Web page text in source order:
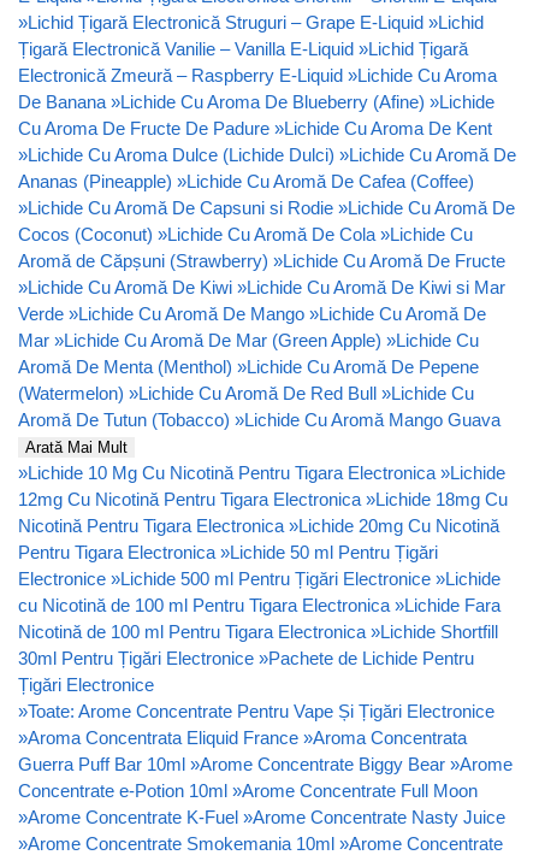
»Lichid Țigară Electronică Struguri – Grape E-Liquid »Lichid
Țigară Electronică Vanilie – Vanilla E-Liquid »Lichid Țigară
Electronică Zmeură – Raspberry E-Liquid »Lichide Cu Aroma
De Banana »Lichide Cu Aroma De Blueberry (Afine) »Lichide
Cu Aroma De Fructe De Padure »Lichide Cu Aroma De Kent
»Lichide Cu Aroma Dulce (Lichide Dulci) »Lichide Cu Aromă De
Ananas (Pineapple) »Lichide Cu Aromă De Cafea (Coffee)
»Lichide Cu Aromă De Capsuni si Rodie »Lichide Cu Aromă De
Cocos (Coconut) »Lichide Cu Aromă De Cola »Lichide Cu
Aromă de Căpșuni (Strawberry) »Lichide Cu Aromă De Fructe
»Lichide Cu Aromă De Kiwi »Lichide Cu Aromă De Kiwi si Mar
Verde »Lichide Cu Aromă De Mango »Lichide Cu Aromă De
Mar »Lichide Cu Aromă De Mar (Green Apple) »Lichide Cu
Aromă De Menta (Menthol) »Lichide Cu Aromă De Pepene
(Watermelon) »Lichide Cu Aromă De Red Bull »Lichide Cu
Aromă De Tutun (Tobacco) »Lichide Cu Aromă Mango Guava
Arată Mai Mult
»Lichide 10 Mg Cu Nicotină Pentru Tigara Electronica »Lichide
12mg Cu Nicotină Pentru Tigara Electronica »Lichide 18mg Cu
Nicotină Pentru Tigara Electronica »Lichide 20mg Cu Nicotină
Pentru Tigara Electronica »Lichide 50 ml Pentru Țigări
Electronice »Lichide 500 ml Pentru Țigări Electronice »Lichide
cu Nicotină de 100 ml Pentru Tigara Electronica »Lichide Fara
Nicotină de 100 ml Pentru Tigara Electronica »Lichide Shortfill
30ml Pentru Țigări Electronice »Pachete de Lichide Pentru
Țigări Electronice
»Toate: Arome Concentrate Pentru Vape Și Țigări Electronice
»Aroma Concentrata Eliquid France »Aroma Concentrata
Guerra Puff Bar 10ml »Arome Concentrate Biggy Bear »Arome
Concentrate e-Potion 10ml »Arome Concentrate Full Moon
»Arome Concentrate K-Fuel »Arome Concentrate Nasty Juice
»Arome Concentrate Smokemania 10ml »Arome Concentrate